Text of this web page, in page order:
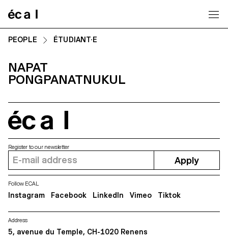
PEOPLE ÉTUDIANT·E
NAPAT
PONGPANATNUKUL
Address
5, avenue du Temple, CH-1020 Renens
Register to our newsletter
Apply
Follow ECAL
Instagram Facebook LinkedIn Vimeo Tiktok